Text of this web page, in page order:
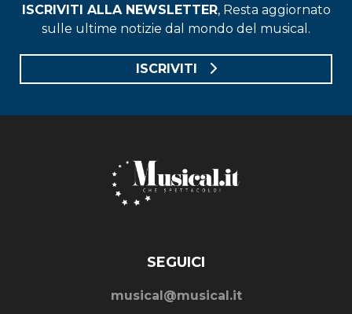
ISCRIVITI ALLA NEWSLETTER, Resta aggiornato
sulle ultime notizie dal mondo del musical.
ISCRIVITI
SEGUICI
musical@musical.it